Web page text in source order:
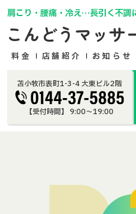
肩こり・腰痛・冷え…長引く不調
こんどうマッサ
料金 店舗紹介 お知らせ
苫小牧市表町1-3-4 大東ビル2階
【受付時間】 9:00〜19:00